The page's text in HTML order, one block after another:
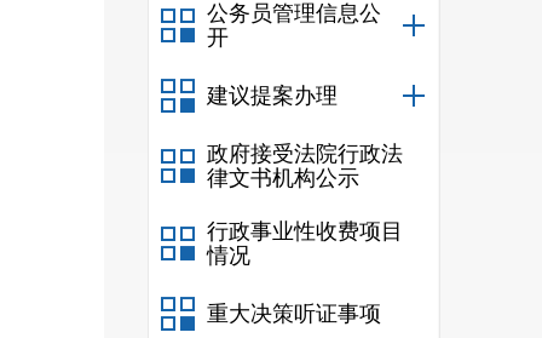
公务员管理信息公
开
建议提案办理
政府接受法院行政法
律文书机构公示
行政事业性收费项目
情况
重大决策听证事项